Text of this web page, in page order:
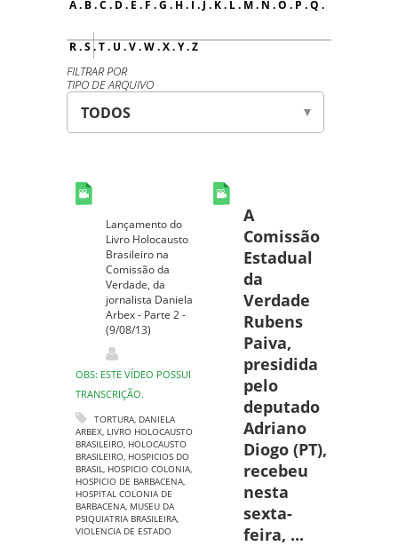
A. B.C . D. E . F .G . H. I . J . K. L. M. N .O . P .Q .
R.S .T. U .V.W.X.Y.Z
FILTRAR POR
TIPO DE ARQUIVO
Lançamento do
Livro Holocausto
Brasileiro na
Comissão da
Verdade, da
jornalista Daniela
Arbex - Parte 2 -
(9/08/13)
OBS: ESTE VÍDEO POSSUI
TRANSCRIÇÃO.
TORTURA, DANIELA
ARBEX, LIVRO HOLOCAUSTO
BRASILEIRO, HOLOCAUSTO
BRASILEIRO, HOSPICIOS DO
BRASIL, HOSPICIO COLONIA,
HOSPICIO DE BARBACENA,
HOSPITAL COLONIA DE
BARBACENA, MUSEU DA
PSIQUIATRIA BRASILEIRA,
VIOLENCIA DE ESTADO
A
Comissão
Estadual
da
Verdade
Rubens
Paiva,
presidida
pelo
deputado
Adriano
Diogo (PT),
recebeu
nesta
sexta-
feira, ...